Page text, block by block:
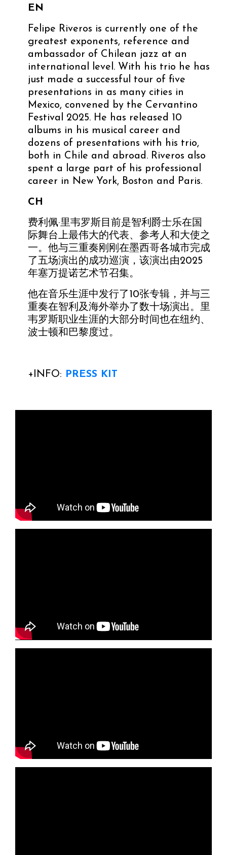
EN
Felipe Riveros is currently one of the
greatest exponents, reference and
ambassador of Chilean jazz at an
international level. With his trio he has
just made a successful tour of five
presentations in as many cities in
Mexico, convened by the Cervantino
Festival 2025. He has released 10
albums in his musical career and
dozens of presentations with his trio,
both in Chile and abroad. Riveros also
spent a large part of his professional
career in New York, Boston and Paris.
CH
费利佩·里韦罗斯目前是智利爵士乐在国
际舞台上最伟大的代表、参考人和大使之
一。他与三重奏刚刚在墨西哥各城市完成
了五场演出的成功巡演，该演出由2025
年塞万提诺艺术节召集。
他在音乐生涯中发行了10张专辑，并与三
重奏在智利及海外举办了数十场演出。里
韦罗斯职业生涯的大部分时间也在纽约、
波士顿和巴黎度过。
+INFO: PRESS KIT